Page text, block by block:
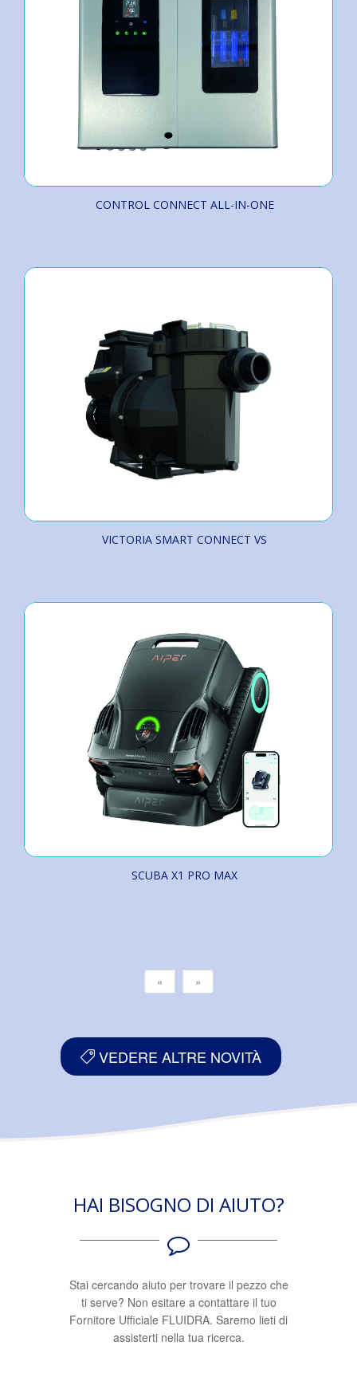
CONTROL CONNECT ALL-IN-ONE
VICTORIA SMART CONNECT VS
SCUBA X1 PRO MAX
« »
VEDERE ALTRE NOVITÀ
HAI BISOGNO DI AIUTO?
Stai cercando aiuto per trovare il pezzo che
ti serve? Non esitare a contattare il tuo
Fornitore Ufficiale FLUIDRA. Saremo lieti di
assisterti nella tua ricerca.